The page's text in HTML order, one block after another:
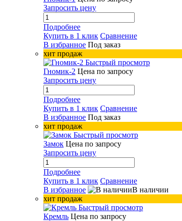
Запросить цену
Подробнее
Купить в 1 клик Сравнение
В избранное Под заказ
хит продаж
Быстрый просмотр
Гномик-2 Цена по запросу
Запросить цену
Подробнее
Купить в 1 клик Сравнение
В избранное Под заказ
хит продаж
Быстрый просмотр
Замок Цена по запросу
Запросить цену
Подробнее
Купить в 1 клик Сравнение
В избранное
В наличии
хит продаж
Быстрый просмотр
Кремль Цена по запросу